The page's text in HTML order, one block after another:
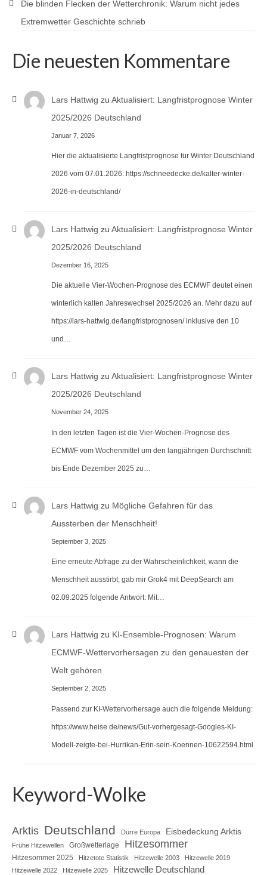
Die blinden Flecken der Wetterchronik: Warum nicht jedes
Extremwetter Geschichte schrieb
Die neuesten Kommentare
Lars Hattwig zu Aktualisiert: Langfristprognose Winter
2025/2026 Deutschland
Januar 7, 2026
Hier die aktualisierte Langfristprognose für Winter Deutschland
2026 vom 07.01.2026: https://schneedecke.de/kalter-winter-
2026-in-deutschland/
Lars Hattwig zu Aktualisiert: Langfristprognose Winter
2025/2026 Deutschland
Dezember 16, 2025
Die aktuelle Vier-Wochen-Prognose des ECMWF deutet einen
winterlich kalten Jahreswechsel 2025/2026 an. Mehr dazu auf
https://lars-hattwig.de/langfristprognosen/ inklusive den 10
und…
Lars Hattwig zu Aktualisiert: Langfristprognose Winter
2025/2026 Deutschland
November 24, 2025
In den letzten Tagen ist die Vier-Wochen-Prognose des
ECMWF vom Wochenmittel um den langjährigen Durchschnitt
bis Ende Dezember 2025 zu…
Lars Hattwig zu Mögliche Gefahren für das
Aussterben der Menschheit!
September 3, 2025
Eine erneute Abfrage zu der Wahrscheinlichkeit, wann die
Menschheit ausstirbt, gab mir Grok4 mit DeepSearch am
02.09.2025 folgende Antwort: Mit…
Lars Hattwig zu KI-Ensemble-Prognosen: Warum
ECMWF-Wettervorhersagen zu den genauesten der
Welt gehören
September 2, 2025
Passend zur KI-Wettervorhersage auch die folgende Meldung:
https://www.heise.de/news/Gut-vorhergesagt-Googles-KI-
Modell-zeigte-bei-Hurrikan-Erin-sein-Koennen-10622594.html
Keyword-Wolke
Arktis Deutschland Dürre Europa Eisbedeckung Arktis
Frühe Hitzewellen Großwetterlage Hitzesommer
Hitzesommer 2025 Hitzetote Statistik Hitzewelle 2003
Hitzewelle 2019
Hitzewelle 2022
Hitzewelle 2025 Hitzewelle Deutschland